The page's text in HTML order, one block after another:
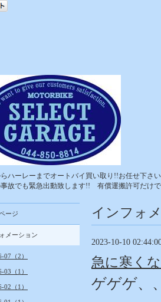
らハーレーまでオートバイ買い取り!!お任せ下
故でも緊急出動致します!! 有償運搬許可だけ
インフォ
2023-10-10
急に寒く
ゲゲゲ、
ージ
メーション
07（2）
03（1）
02（1）